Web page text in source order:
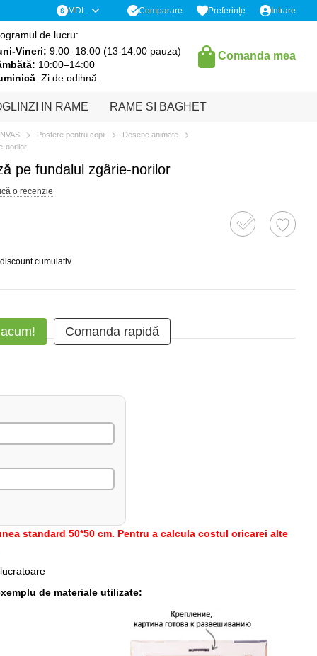
MDL Comparare Preferințe Intrare
de lucru:
Vineri: 9:00–18:00 (13-14:00 pauza)
10:00–14:00
: Zi de odihnă
Comanda mea
IN RAME RAME SI BAGHET
Postere pentru copii
Desene animate
norilor
pe fundalul zgârie-norilor
o recenzie
cumulativ
Comanda rapidă
standard 50*50 cm. Pentru a calcula costul oricarei alte
de materiale utilizate: